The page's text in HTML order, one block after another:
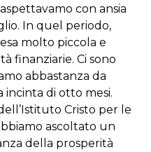
con ansia
In quel periodo,
molto piccola e
finanziarie. Ci sono
abbastanza da
incinta di otto mesi.
Cristo per le
ascoltato un
della prosperità